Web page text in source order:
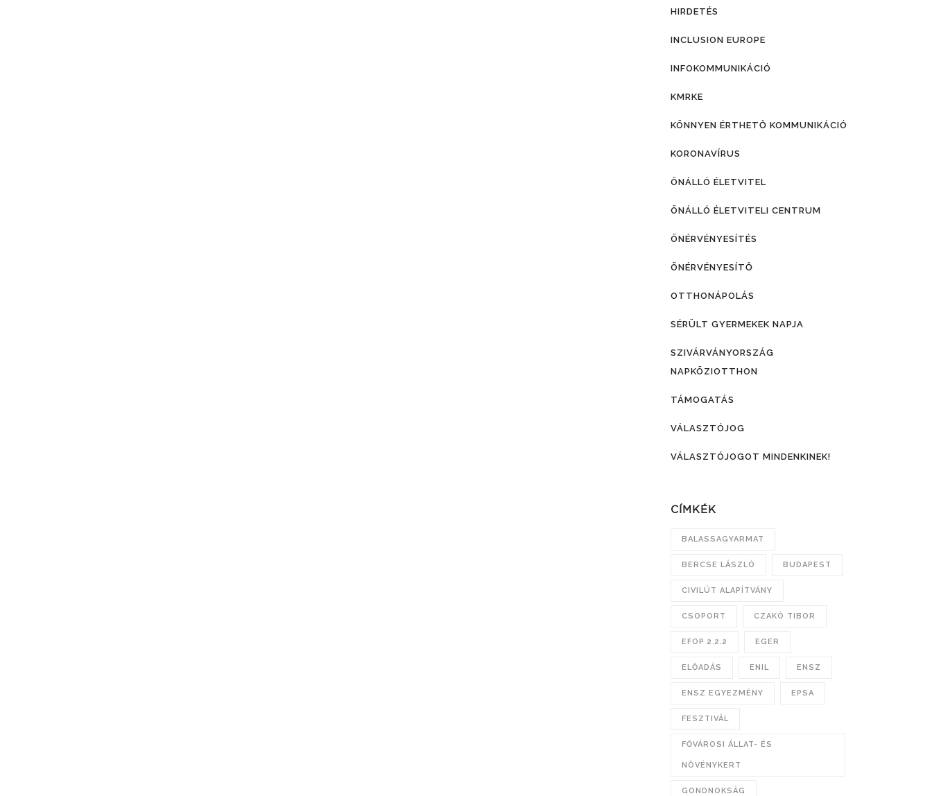
HIRDETÉS
INCLUSION EUROPE
INFOKOMMUNIKÁCIÓ
KMRKE
KÖNNYEN ÉRTHETŐ KOMMUNIKÁCIÓ
KORONAVÍRUS
ÖNÁLLÓ ÉLETVITEL
ÖNÁLLÓ ÉLETVITELI CENTRUM
ÖNÉRVÉNYESÍTÉS
ÖNÉRVÉNYESÍTŐ
OTTHONÁPOLÁS
SÉRÜLT GYERMEKEK NAPJA
SZIVÁRVÁNYORSZÁG
NAPKÖZIOTTHON
TÁMOGATÁS
VÁLASZTÓJOG
VÁLASZTÓJOGOT MINDENKINEK!
CÍMKÉK
BALASSAGYARMAT
BERCSE LÁSZLÓ BUDAPEST
CIVILÚT ALAPÍTVÁNY
CSOPORT CZAKÓ TIBOR
EFOP 2.2.2 EGER
ELŐADÁS ENIL ENSZ
ENSZ EGYEZMÉNY EPSA
FESZTIVÁL
FŐVÁROSI ÁLLAT- ÉS
NÖVÉNYKERT
GONDNOKSÁG